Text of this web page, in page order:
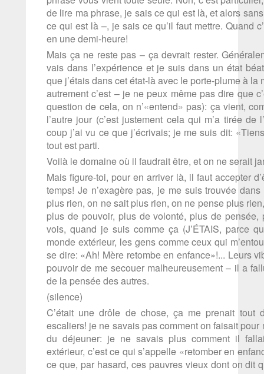
de lire ma phrase, je sais ce qui est là, et alors
ce qui est là –, je sais ce qu’il faut mettre. Quand
en une demi-heure!
Mais ça ne reste pas – ça devrait rester.
vais dans l’expérience et je suis dans un état
que j’étais dans cet état-là avec le porte-plume à
autrement c’est – je ne peux même pas dire que
question de cela, on n’«entend» pas): ça vient,
l’autre jour (c’est justement cela qui m’a tirée de
coup j’ai vu ce que j’écrivais; je me suis dit:
tout est parti.
Voilà le domaine où il faudrait être, et on ne serait
Mais figure-toi, pour en arriver là, il faut accepter
temps! Je n’exagère pas, je me suis trouvée
plus rien, on ne sait plus rien, on ne pense plus
plus de pouvoir, plus de volonté, plus de
vois, quand je suis comme ça (J’ÉTAIS, parce
monde extérieur, les gens comme ceux qui
se dire: «Ah! Mère retombe en enfance»!... Leurs
pouvoir de me secouer malheureusement – il a
de la pensée des autres.
(silence)
C’était une drôle de chose, ça me prenait tout
escaliers! je ne savais pas comment on faisait
du déjeuner: je ne savais plus comment il
extérieur, c’est ce qui s’appelle «retomber en
ce que, par hasard, ces pauvres vieux dont on dit